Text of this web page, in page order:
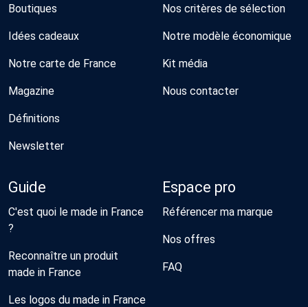
Boutiques
Idées cadeaux
Notre carte de France
Magazine
Définitions
Newsletter
Nos critères de sélection
Notre modèle économique
Kit média
Nous contacter
Guide
C'est quoi le made in France
?
Reconnaître un produit
made in France
Les logos du made in France
Espace pro
Référencer ma marque
Nos offres
FAQ